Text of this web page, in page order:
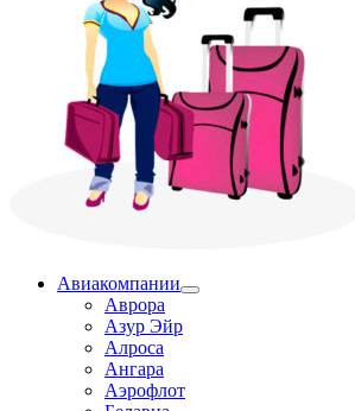
Авиакомпании
Аврора
Азур Эйр
Алроса
Ангара
Аэрофлот